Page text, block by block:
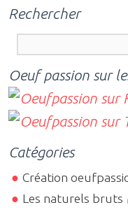
Rechercher
Oeuf passion sur
Catégories
Création
Les naturels bruts